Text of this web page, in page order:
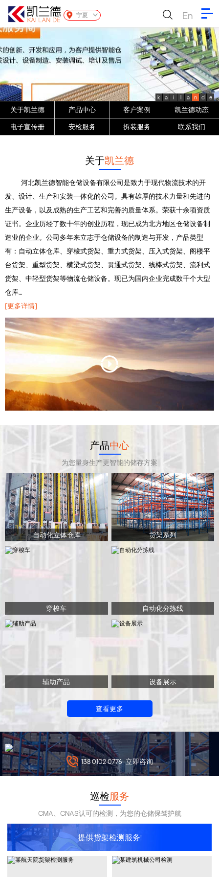
宁夏 En
k a i l a n d e
关于凯兰德 产品中心 客户案例 凯兰德动态
电子宣传册 安检服务 拆装服务 联系我们
关于凯兰德
河北凯兰德智能仓储设备有限公司是致力于现代物流技术的开
发、设计、生产和安装一体化的公司。具有雄厚的技术力量和先进的
生产设备，以及成熟的生产工艺和完善的质量体系。荣获十余项资质
证书。企业历经了数十年的创业历程，现已成为北方地区仓储设备制
造业的企业。公司多年来立志于仓储设备的制造与开发，产品类型
有：自动立体仓库、穿梭式货架、重力式货架、压入式货架、阁楼平
台货架、重型货架、横梁式货架、贯通式货架、线棒式货架、流利式
货架、中轻型货架等物流仓储设备。现已为国内企业完成数千个大型
仓库…
[更多详情]
产品中心
为您量身生产更智能的储存方案
自动化立体仓库 货架系列
穿梭车 自动化分拣线
辅助产品 设备展示
查看更多
138 0102 0776 立即咨询
巡检服务
CMA、CNAS认可的检测，为您的仓储保驾护航
提供货架检测服务!